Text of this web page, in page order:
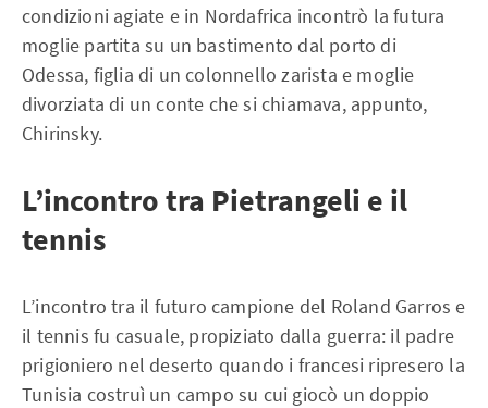
condizioni agiate e in Nordafrica incontrò la futura
moglie partita su un bastimento dal porto di
Odessa, figlia di un colonnello zarista e moglie
divorziata di un conte che si chiamava, appunto,
Chirinsky.
L’incontro tra Pietrangeli e il
tennis
L’incontro tra il futuro campione del Roland Garros e
il tennis fu casuale, propiziato dalla guerra: il padre
prigioniero nel deserto quando i francesi ripresero la
Tunisia costruì un campo su cui giocò un doppio